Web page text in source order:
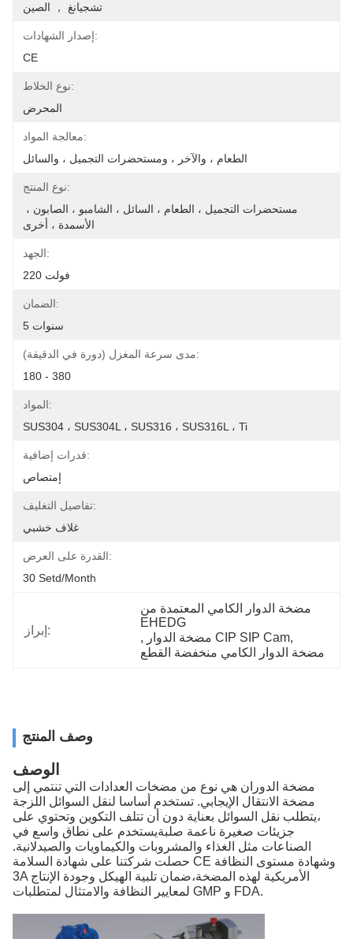
تشجيانغ ， الصين
إصدار الشهادات:
CE
نوع الخلاط:
المحرض
معالجة المواد:
الطعام ، والآخر ، ومستحضرات التجميل ، والسائل
نوع المنتج:
الأسمدة ، أخرى
الجهد:
220 فولت
الضمان:
5 سنوات
مدى سرعة المغزل (دورة في الدقيقة):
180 - 380
المواد:
SUS304 ، SUS304L ، SUS316 ، SUS316L ، Ti
قدرات إضافية:
إمتصاص
تفاصيل التغليف:
غلاف خشبي
القدرة على العرض:
30 Setd/month
إبراز:
مضخة الدوار الكامي المعتمدة من
EHEDG
,
مضخة الدوار CIP SIP Cam,
مضخة الدوار الكامي منخفضة القطع
وصف المنتج
الوصف
مضخة الدوران هي نوع من مضخات العدادات التي تنتمي إلى
مضخة الانتقال الإيجابي. تستخدم أساسا لنقل السوائل اللزجة
،يتطلب نقل السوائل بعناية دون أن تتلف التكوين وتحتوي على
جزيئات صغيرة ناعمة صلبةيستخدم على نطاق واسع في
الصناعات مثل الغذاء والمشروبات والكيماويات والصيدلانية.
حصلت شركتنا على شهادة السلامة CE وشهادة مستوى النظافة
3A الأمريكية لهذه المضخة،ضمان تلبية الهيكل وجودة الإنتاج
لمعايير النظافة والامتثال لمتطلبات GMP و FDA.